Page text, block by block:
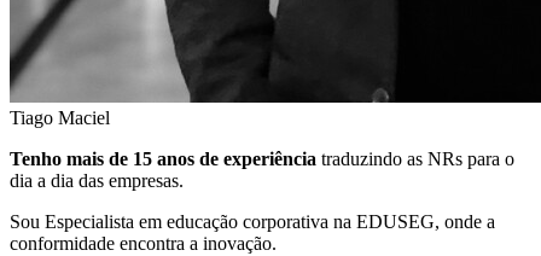
Tiago Maciel
Tenho mais de 15 anos de experiência traduzindo as NRs para o
dia a dia das empresas.
Sou Especialista em educação corporativa na EDUSEG, onde a
conformidade encontra a inovação.